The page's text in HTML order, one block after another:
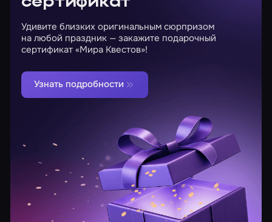
Удивите близких оригинальным сюрпризом
на любой праздник — закажите подарочный
сертификат «Мира Квестов»!
Узнать подробности